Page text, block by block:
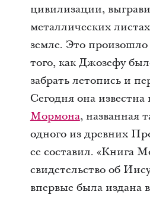
цивилизации,
металлических
земле. Это произошло
того, как Джозефу
забрать летопись и
Сегодня она известна
Мормона, названная
одного из древних
ее составил. «Книга
свидетельство об
впервые была издана в